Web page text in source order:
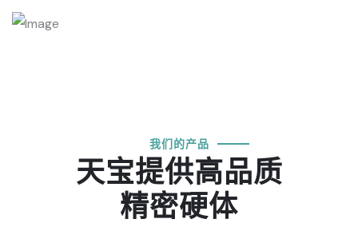
我们的产品
天宝提供高品质
精密硬体